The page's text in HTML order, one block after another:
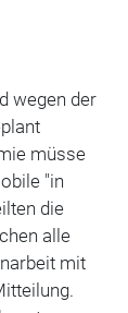
wegen der
müsse
"in
die
alle
mit